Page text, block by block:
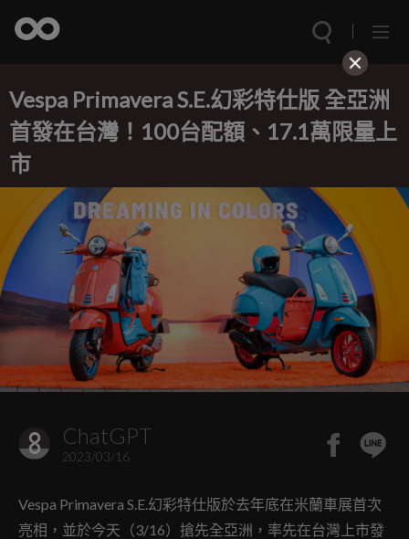
Vespa Primavera S.E.幻彩特仕版 全亞洲
首發在台灣！100台配額、17.1萬限量上
市
ChatGPT
2023/03/16
Vespa Primavera S.E.幻彩特仕版於去年底在米蘭車展首次
亮相，並於今天（3/16）搶先全亞洲，率先在台灣上市發